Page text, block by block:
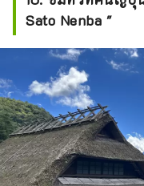
Sato Nenba "